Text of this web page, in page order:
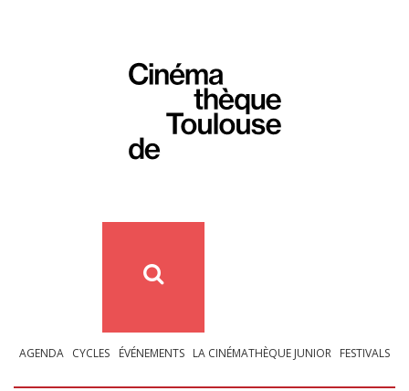
AGENDA CYCLES ÉVÉNEMENTS LA CINÉMATHÈQUE JUNIOR FESTIVALS